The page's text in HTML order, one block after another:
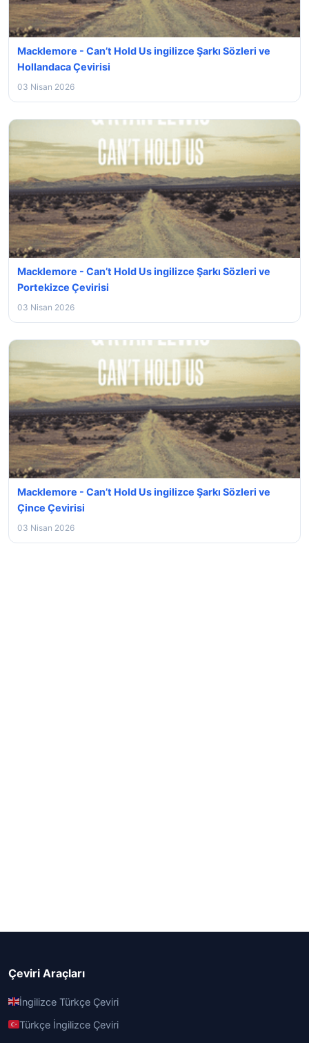
Macklemore - Can’t Hold Us ingilizce Şarkı Sözleri ve
Hollandaca Çevirisi
03 Nisan 2026
Macklemore - Can’t Hold Us ingilizce Şarkı Sözleri ve
Portekizce Çevirisi
03 Nisan 2026
Macklemore - Can’t Hold Us ingilizce Şarkı Sözleri ve
Çince Çevirisi
03 Nisan 2026
Çeviri Araçları
İngilizce Türkçe Çeviri
Türkçe İngilizce Çeviri